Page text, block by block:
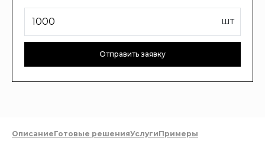
шт
Отправить заявку
ОписаниеГотовые решенияУслугиПримеры